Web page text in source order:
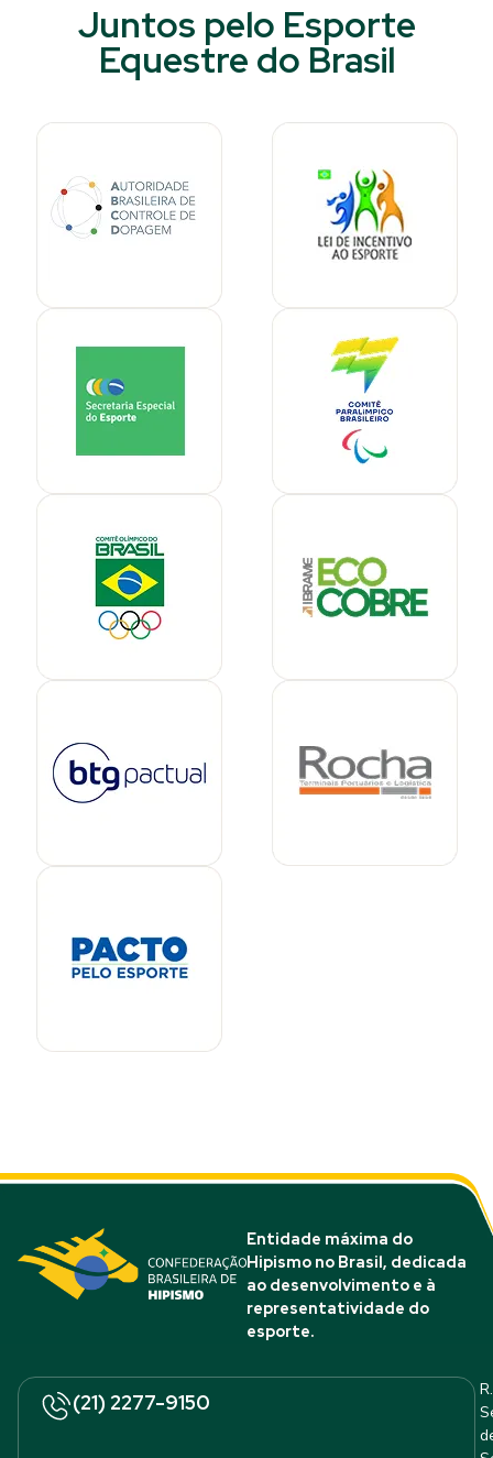
Juntos pelo Esporte
Equestre do Brasil​
Entidade máxima do
Hipismo no Brasil, dedicada
ao desenvolvimento e à
representatividade do
esporte.
(21) 2277-9150
R.